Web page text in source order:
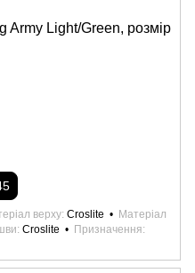
Light/Green, розмір
верху Croslite
Матеріал
Croslite
Призначення